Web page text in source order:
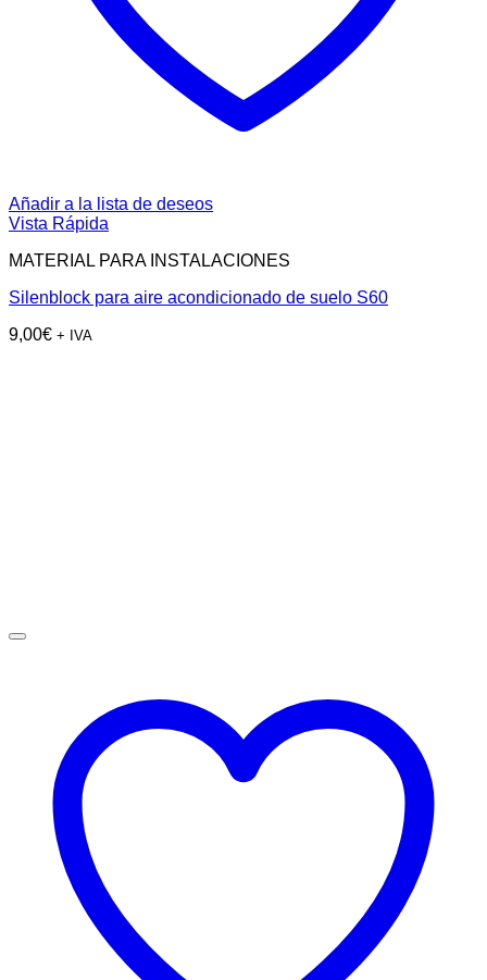
Añadir a la lista de deseos
Vista Rápida
MATERIAL PARA INSTALACIONES
Silenblock para aire acondicionado de suelo S60
9,00€ + IVA